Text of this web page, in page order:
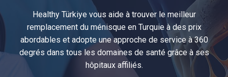
Healthy Türkiye vous aide à trouver le meilleur
remplacement du ménisque en Turquie à des prix
abordables et adopte une approche de service à 360
degrés dans tous les domaines de santé grâce à ses
hôpitaux affiliés.